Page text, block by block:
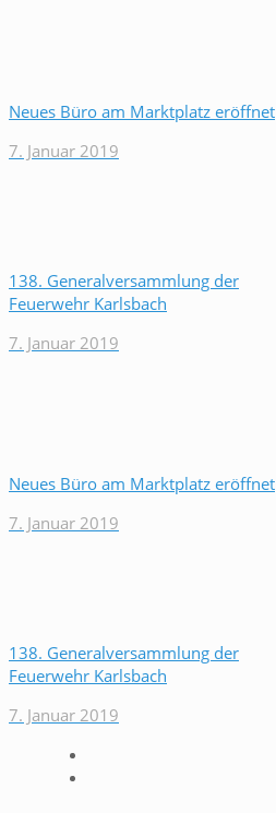
Neues Büro am Marktplatz eröffnet
7. Januar 2019
138. Generalversammlung der
Feuerwehr Karlsbach
7. Januar 2019
Neues Büro am Marktplatz eröffnet
7. Januar 2019
138. Generalversammlung der
Feuerwehr Karlsbach
7. Januar 2019